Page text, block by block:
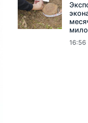
16:56